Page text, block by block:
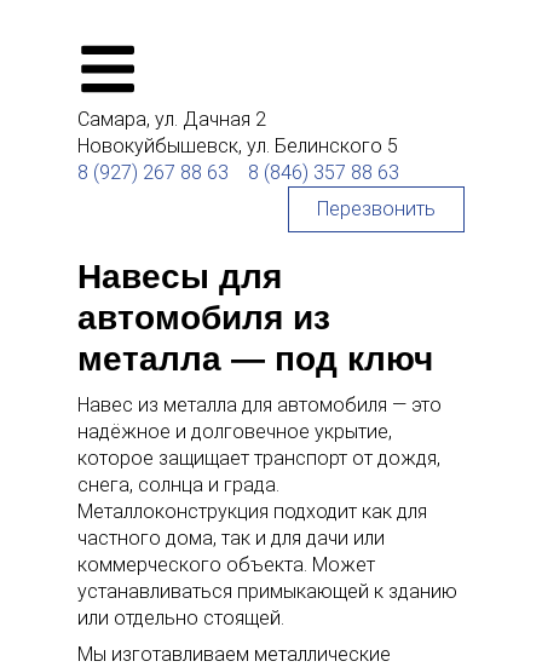
Самара, ул. Дачная 2
Новокуйбышевск, ул. Белинского 5
8 (927) 267 88 63
8 (846) 357 88 63
Перезвонить
Навесы для
автомобиля из
металла — под ключ
Навес из металла для автомобиля — это
надёжное и долговечное укрытие,
которое защищает транспорт от дождя,
снега, солнца и града.
Металлоконструкция подходит как для
частного дома, так и для дачи или
коммерческого объекта. Может
устанавливаться примыкающей к зданию
или отдельно стоящей.
Мы изготавливаем металлические